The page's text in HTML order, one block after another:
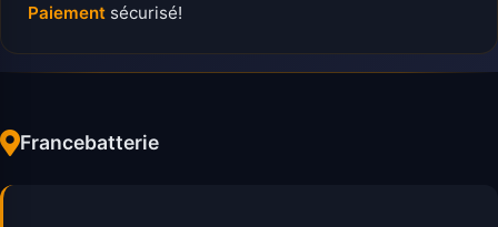
Paiement sécurisé!
Francebatterie